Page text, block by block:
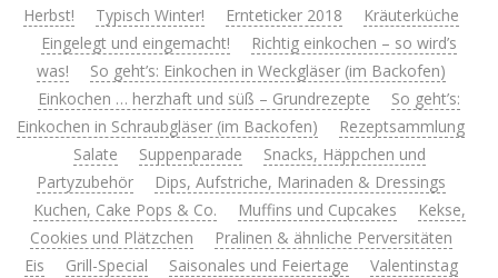
Herbst!
Typisch Winter! Ernteticker 2018
Kräuterküche
Eingelegt und eingemacht!
Richtig einkochen – so wird’s
was!
So geht’s: Einkochen in Weckgläser (im Backofen)
Einkochen … herzhaft und süß – Grundrezepte
So geht’s:
Einkochen in Schraubgläser (im Backofen)
Rezeptsammlung
Salate
Suppenparade
Snacks, Häppchen und
Partyzubehör
Dips, Aufstriche, Marinaden & Dressings
Kuchen, Cake Pops & Co.
Muffins und Cupcakes
Kekse,
Cookies und Plätzchen
Pralinen & ähnliche Perversitäten
Eis
Grill-Special Saisonales und Feiertage
Valentinstag